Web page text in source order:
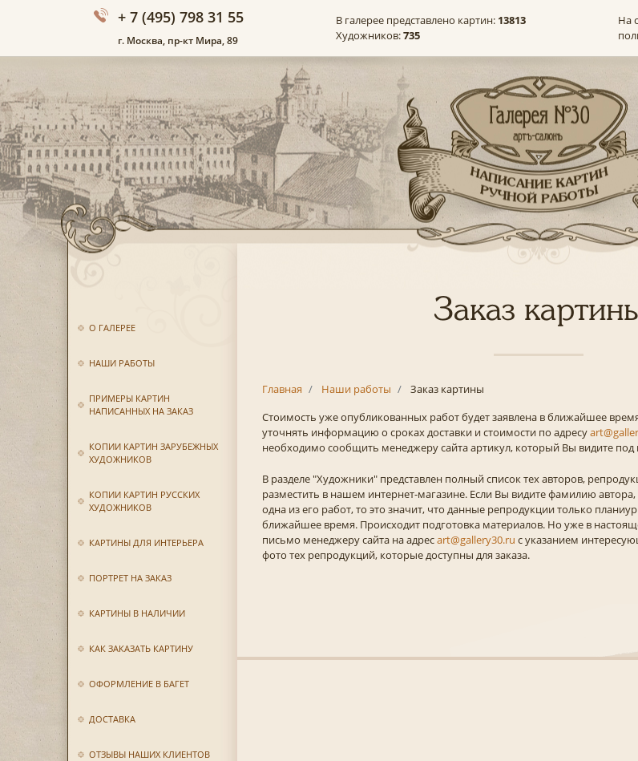
+ 7 (495) 798 31 55
г. Москва, пр-кт Мира, 89
В галерее представлено картин: 13813
Художников:735
На
О ГАЛЕРЕЕ
НАШИ РАБОТЫ
ПРИМЕРЫ КАРТИН
НАПИСАННЫХ НА ЗАКАЗ
КОПИИ КАРТИН ЗАРУБЕЖНЫХ
ХУДОЖНИКОВ
КОПИИ КАРТИН РУССКИХ
ХУДОЖНИКОВ
КАРТИНЫ ДЛЯ ИНТЕРЬЕРА
ПОРТРЕТ НА ЗАКАЗ
КАРТИНЫ В НАЛИЧИИ
КАК ЗАКАЗАТЬ КАРТИНУ
ОФОРМЛЕНИЕ В БАГЕТ
ДОСТАВКА
ОТЗЫВЫ НАШИХ КЛИЕНТОВ
Заказ
Главная Наши работы
Заказ картины
Стоимость уже опубликованных работ будет заявлена в ближайшее
уточнять информацию о сроках доставки и стоимости по адресу
необходимо сообщить менеджеру сайта артикул, который Вы видите под
В разделе "Художники" представлен полный список тех авторов,
разместить в нашем интернет-магазине. Если Вы видите фамилию автора,
одна из его работ, то это значит, что данные репродукции только
ближайшее время. Происходит подготовка материалов. Но уже в
письмо менеджеру сайта на адресart@gallery30.ru с указанием
фото тех репродукций, которые доступны для заказа.